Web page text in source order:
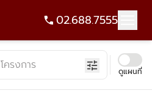
02.688.7555
นักงาน ทั้งขายและเช่า - Plus
ครงการ tune ดูแผนที่